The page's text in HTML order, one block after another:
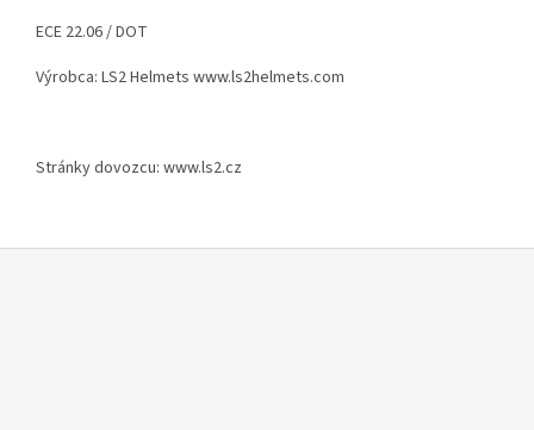
ECE 22.06 / DOT
Výrobca: LS2 Helmets www.ls2helmets.com
Stránky dovozcu: www.ls2.cz